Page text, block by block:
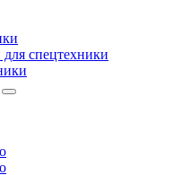
спецтехники